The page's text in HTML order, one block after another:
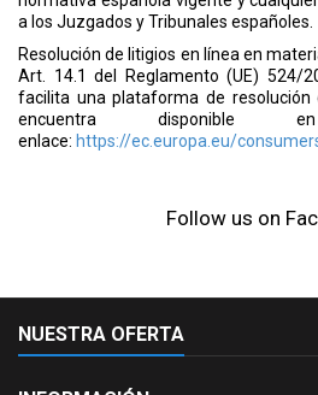
a los Juzgados y Tribunales españoles.
Resolución de litigios en línea en
Art. 14.1 del Reglamento (UE) 524/
facilita una plataforma de
encuentra disponible
enlace: https://ec.europa.eu/
Follow us on
NUESTRA OFERTA